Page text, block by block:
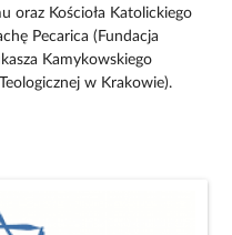
oraz Kościoła Katolickiego
Pecarica (Fundacja
Kamykowskiego
w Krakowie).